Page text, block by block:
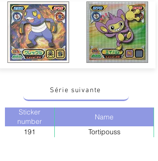
Série suivante
Sticker
number
Name
191
Tortipouss